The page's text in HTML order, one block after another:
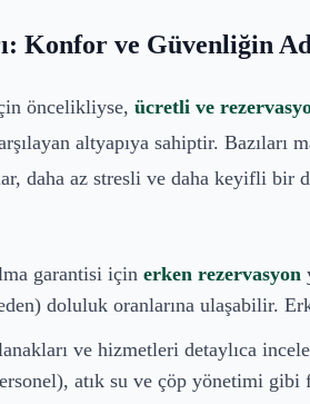
Konfor ve Güvenliğin
öncelikliyse, ücretli ve
altyapıya sahiptir.
daha az stresli ve daha keyifli
garantisi için erken rezervasyon
doluluk oranlarına ulaşabilir.
ve hizmetleri detaylıca
atık su ve çöp yönetimi